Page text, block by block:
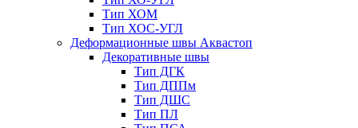
Тип ХОМ
Тип ХОС-УГЛ
Деформационные швы Аквастоп
Декоративные швы
Тип ДГК
Тип ДППм
Тип ДШС
Тип ПЛ